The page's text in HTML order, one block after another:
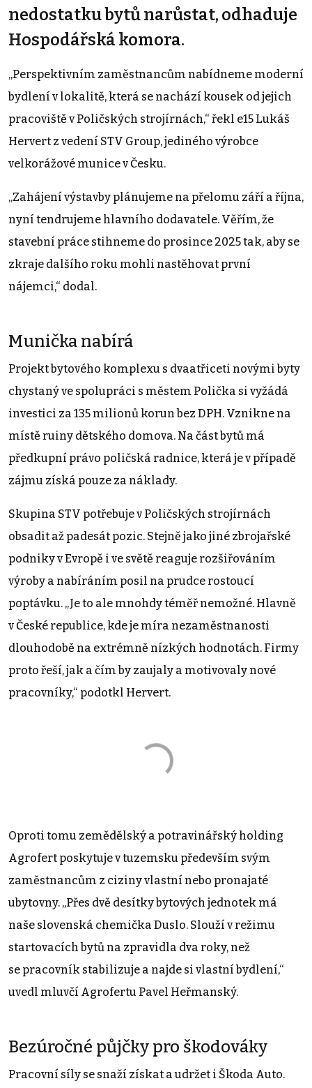
nedostatku bytů narůstat, odhaduje
Hospodářská komora.
„Perspektivním zaměstnancům nabídneme moderní
bydlení v lokalitě, která se nachází kousek od jejich
pracoviště v Poličských strojírnách,“ řekl e15 Lukáš
Hervert z vedení STV Group, jediného výrobce
velkorážové munice v Česku.
„Zahájení výstavby plánujeme na přelomu září a října,
nyní tendrujeme hlavního dodavatele. Věřím, že
stavební práce stihneme do prosince 2025 tak, aby se
zkraje dalšího roku mohli nastěhovat první
nájemci,“ dodal.
Munička nabírá
Projekt bytového komplexu s dvaatřiceti novými byty
chystaný ve spolupráci s městem Polička si vyžádá
investici za 135 milionů korun bez DPH. Vznikne na
místě ruiny dětského domova. Na část bytů má
předkupní právo poličská radnice, která je v případě
zájmu získá pouze za náklady.
Skupina STV potřebuje v Poličských strojírnách
obsadit až padesát pozic. Stejně jako jiné zbrojařské
podniky v Evropě i ve světě reaguje rozšiřováním
výroby a nabíráním posil na prudce rostoucí
poptávku. „Je to ale mnohdy téměř nemožné. Hlavně
v České republice, kde je míra nezaměstnanosti
dlouhodobě na extrémně nízkých hodnotách. Firmy
proto řeší, jak a čím by zaujaly a motivovaly nové
pracovníky,“ podotkl Hervert.
Oproti tomu zemědělský a potravinářský holding
Agrofert poskytuje v tuzemsku především svým
zaměstnancům z ciziny vlastní nebo pronajaté
ubytovny. „Přes dvě desítky bytových jednotek má
naše slovenská chemička Duslo. Slouží v režimu
startovacích bytů na zpravidla dva roky, než
se pracovník stabilizuje a najde si vlastní bydlení,“
uvedl mluvčí Agrofertu Pavel Heřmanský.
Bezúročné půjčky pro škodováky
Pracovní síly se snaží získat a udržet i Škoda Auto.